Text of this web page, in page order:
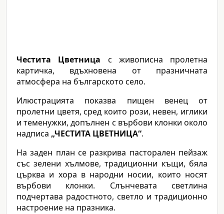
Честита Цветница с живописна пролетна
картичка, вдъхновена от празничната
атмосфера на българското село.
Илюстрацията показва пищен венец от
пролетни цветя, сред които рози, невен, иглики
и теменужки, допълнен с върбови клонки около
надписа „ЧЕСТИТА ЦВЕТНИЦА“.
На заден план се разкрива пасторален пейзаж
със зелени хълмове, традиционни къщи, бяла
църква и хора в народни носии, които носят
върбови клонки. Слънчевата светлина
подчертава радостното, светло и традиционно
настроение на празника.